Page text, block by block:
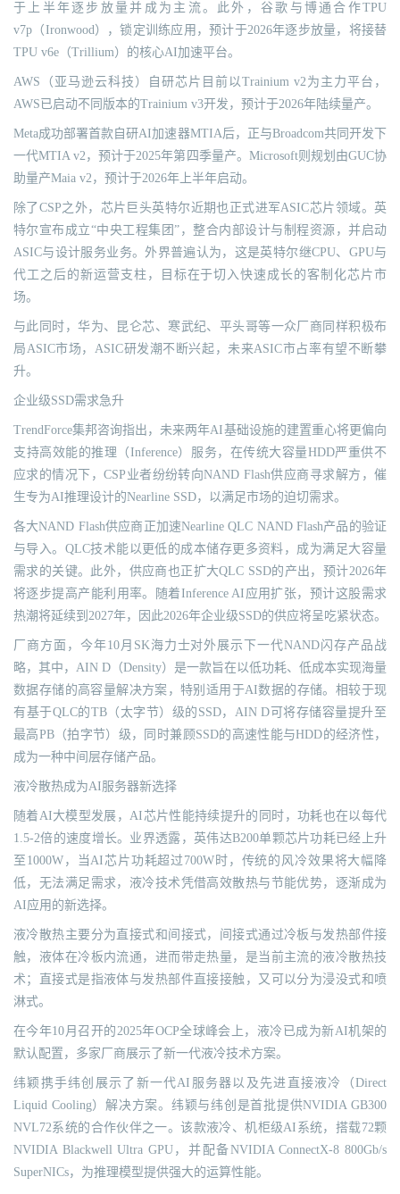
于上半年逐步放量并成为主流。此外，谷歌与博通合作TPU
v7p（Ironwood），锁定训练应用，预计于2026年逐步放量，将接替
TPU v6e（Trillium）的核心AI加速平台。
AWS（亚马逊云科技）自研芯片目前以Trainium v2为主力平台，
AWS已启动不同版本的Trainium v3开发，预计于2026年陆续量产。
Meta成功部署首款自研AI加速器MTIA后，正与Broadcom共同开发下
一代MTIA v2，预计于2025年第四季量产。Microsoft则规划由GUC协
助量产Maia v2，预计于2026年上半年启动。
除了CSP之外，芯片巨头英特尔近期也正式进军ASIC芯片领域。英
特尔宣布成立“中央工程集团”，整合内部设计与制程资源，并启动
ASIC与设计服务业务。外界普遍认为，这是英特尔继CPU、GPU与
代工之后的新运营支柱，目标在于切入快速成长的客制化芯片市
场。
与此同时，华为、昆仑芯、寒武纪、平头哥等一众厂商同样积极布
局ASIC市场，ASIC研发潮不断兴起，未来ASIC市占率有望不断攀
升。
企业级SSD需求急升
TrendForce集邦咨询指出，未来两年AI基础设施的建置重心将更偏向
支持高效能的推理（Inference）服务，在传统大容量HDD严重供不
应求的情况下，CSP业者纷纷转向NAND Flash供应商寻求解方，催
生专为AI推理设计的Nearline SSD，以满足市场的迫切需求。
各大NAND Flash供应商正加速Nearline QLC NAND Flash产品的验证
与导入。QLC技术能以更低的成本储存更多资料，成为满足大容量
需求的关键。此外，供应商也正扩大QLC SSD的产出，预计2026年
将逐步提高产能利用率。随着Inference AI应用扩张，预计这股需求
热潮将延续到2027年，因此2026年企业级SSD的供应将呈吃紧状态。
厂商方面，今年10月SK海力士对外展示下一代NAND闪存产品战
略，其中，AIN D（Density）是一款旨在以低功耗、低成本实现海量
数据存储的高容量解决方案，特别适用于AI数据的存储。相较于现
有基于QLC的TB（太字节）级的SSD，AIN D可将存储容量提升至
最高PB（拍字节）级，同时兼顾SSD的高速性能与HDD的经济性，
成为一种中间层存储产品。
液冷散热成为AI服务器新选择
随着AI大模型发展，AI芯片性能持续提升的同时，功耗也在以每代
1.5-2倍的速度增长。业界透露，英伟达B200单颗芯片功耗已经上升
至1000W，当AI芯片功耗超过700W时，传统的风冷效果将大幅降
低，无法满足需求，液冷技术凭借高效散热与节能优势，逐渐成为
AI应用的新选择。
液冷散热主要分为直接式和间接式，间接式通过冷板与发热部件接
触，液体在冷板内流通，进而带走热量，是当前主流的液冷散热技
术；直接式是指液体与发热部件直接接触，又可以分为浸没式和喷
淋式。
在今年10月召开的2025年OCP全球峰会上，液冷已成为新AI机架的
默认配置，多家厂商展示了新一代液冷技术方案。
纬颖携手纬创展示了新一代AI服务器以及先进直接液冷（Direct
Liquid Cooling）解决方案。纬颖与纬创是首批提供NVIDIA GB300
NVL72系统的合作伙伴之一。该款液冷、机柜级AI系统，搭载72颗
NVIDIA Blackwell Ultra GPU，并配备NVIDIA ConnectX-8 800Gb/s
SuperNICs，为推理模型提供强大的运算性能。